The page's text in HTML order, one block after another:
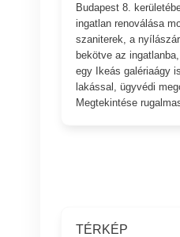
Budapest 8.
ingatlan renoválása
szaniterek, a
bekötve az
egy Ikeás galériaágy
lakással, ügyvédi
Megtekintése
TÉRKÉP